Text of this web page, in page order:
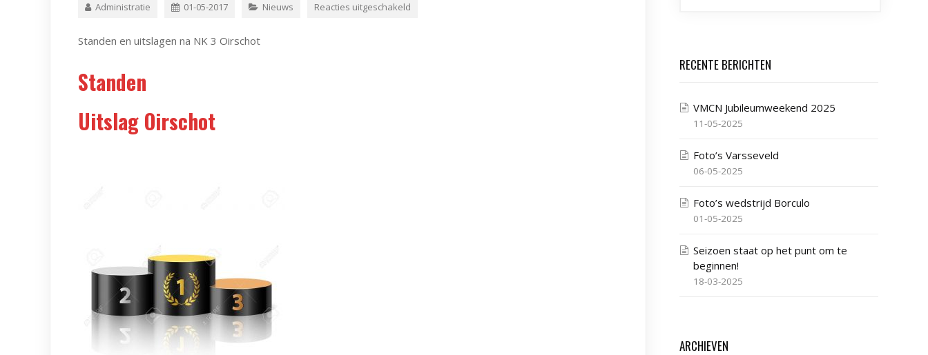
Administratie 01-05-2017 Nieuws Reacties uitgeschakeld
Standen en uitslagen na NK 3 Oirschot
Standen
Uitslag Oirschot
RECENTE BERICHTEN
VMCN Jubileumweekend 2025
11-05-2025
Foto’s Varsseveld
06-05-2025
Foto’s wedstrijd Borculo
01-05-2025
Seizoen staat op het punt om te
beginnen!
18-03-2025
ARCHIEVEN